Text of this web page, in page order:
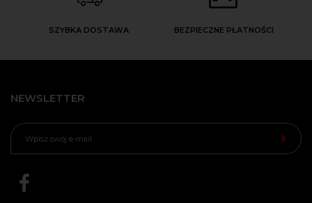
SZYBKA DOSTAWA BEZPIECZNE PŁATNOŚCI
NEWSLETTER